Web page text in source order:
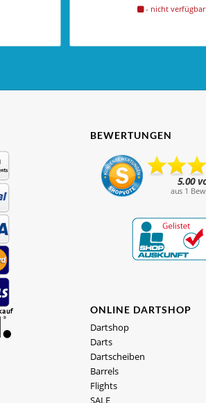
- nicht verfügbar
BEWERTUNGEN
ONLINE DARTSHOP
Dartshop
Darts
Dartscheiben
Barrels
Flights